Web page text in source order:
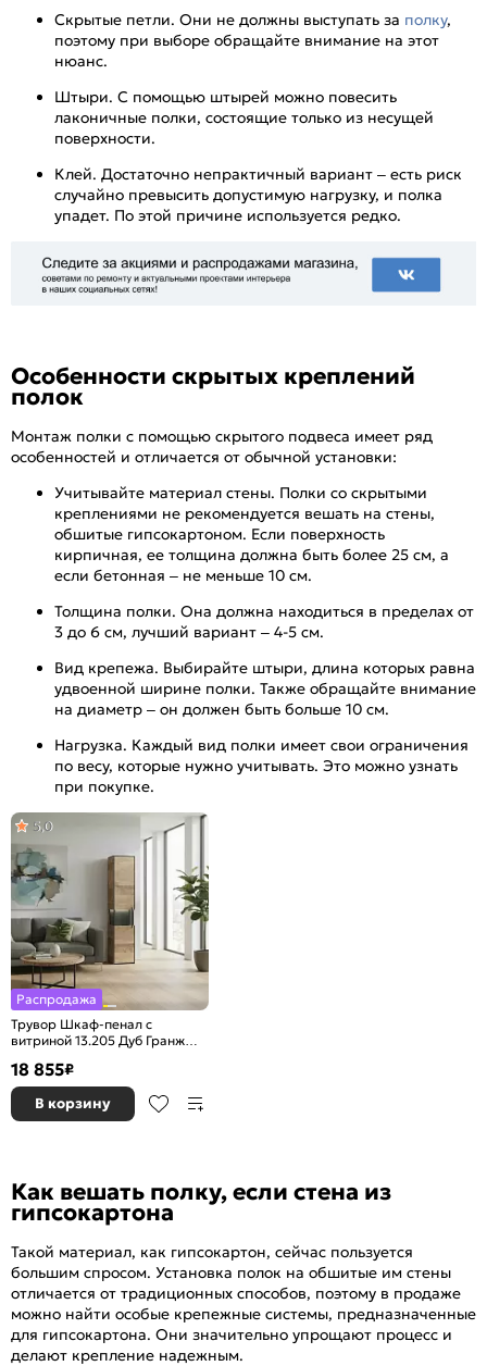
Скрытые петли. Они не должны выступать за полку,
поэтому при выборе обращайте внимание на этот
нюанс.
Штыри. С помощью штырей можно повесить
лаконичные полки, состоящие только из несущей
поверхности.
Клей. Достаточно непрактичный вариант – есть риск
случайно превысить допустимую нагрузку, и полка
упадет. По этой причине используется редко.
Особенности скрытых креплений
полок
Монтаж полки с помощью скрытого подвеса имеет ряд
особенностей и отличается от обычной установки:
Учитывайте материал стены. Полки со скрытыми
креплениями не рекомендуется вешать на стены,
обшитые гипсокартоном. Если поверхность
кирпичная, ее толщина должна быть более 25 см, а
если бетонная – не меньше 10 см.
Толщина полки. Она должна находиться в пределах от
3 до 6 см, лучший вариант – 4-5 см.
Вид крепежа. Выбирайте штыри, длина которых равна
удвоенной ширине полки. Также обращайте внимание
на диаметр – он должен быть больше 10 см.
Нагрузка. Каждый вид полки имеет свои ограничения
по весу, которые нужно учитывать. Это можно узнать
при покупке.
Распродажа
Трувор Шкаф-пенал с
витриной 13.205 Дуб Гранж
5,0
18 855₽
В корзину
Как вешать полку, если стена из
гипсокартона
Такой материал, как гипсокартон, сейчас пользуется
большим спросом. Установка полок на обшитые им стены
отличается от традиционных способов, поэтому в продаже
можно найти особые крепежные системы, предназначенные
для гипсокартона. Они значительно упрощают процесс и
делают крепление надежным.